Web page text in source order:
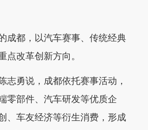
都，以汽车赛事、传统经典
点改革创新方向。
勇说，成都依托赛事活动，
零部件、汽车研发等优质企
、车友经济等衍生消费，形成